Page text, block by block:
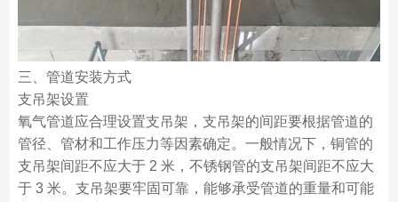
三、管道安装方式
支吊架设置
氧气管道应合理设置支吊架，支吊架的间距要根据管道的
管径、管材和工作压力等因素确定。一般情况下，铜管的
支吊架间距不应大于 2 米，不锈钢管的支吊架间距不应大
于 3 米。支吊架要牢固可靠，能够承受管道的重量和可能